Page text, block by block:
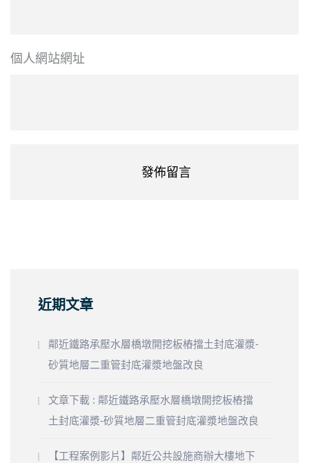
個人網站網址
近期文章
鄰近鐵路承壓水層橋墩開挖板樁擋土封底灌漿-
砂質地層二重管封底灌漿地盤改良
文章下載 : 鄰近鐵路承壓水層橋墩開挖板樁擋
土封底灌漿-砂質地層二重管封底灌漿地盤改良
【工程案例影片】鄰近公共設施商辦大樓地下